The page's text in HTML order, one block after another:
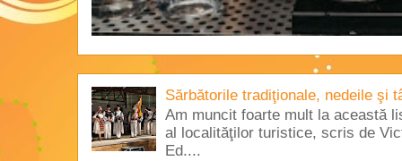
Sărbătorile tradiţionale, nedeile şi
Am muncit foarte mult la această
al localităţilor turistice, scris de
Ed....